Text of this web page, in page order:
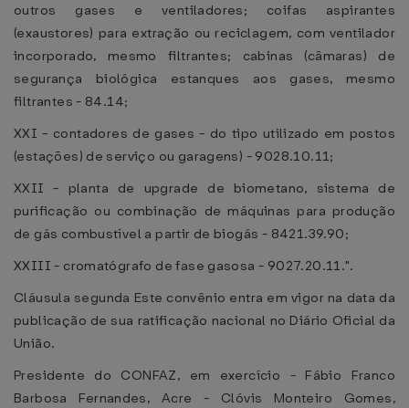
outros gases e ventiladores; coifas aspirantes
(exaustores) para extração ou reciclagem, com ventilador
incorporado, mesmo filtrantes; cabinas (câmaras) de
segurança biológica estanques aos gases, mesmo
filtrantes - 84.14;
XXI - contadores de gases - do tipo utilizado em postos
(estações) de serviço ou garagens) - 9028.10.11;
XXII - planta de upgrade de biometano, sistema de
purificação ou combinação de máquinas para produção
de gás combustível a partir de biogás - 8421.39.90;
XXIII - cromatógrafo de fase gasosa - 9027.20.11.".
Cláusula segunda Este convênio entra em vigor na data da
publicação de sua ratificação nacional no Diário Oficial da
União.
Presidente do CONFAZ, em exercício - Fábio Franco
Barbosa Fernandes, Acre - Clóvis Monteiro Gomes,